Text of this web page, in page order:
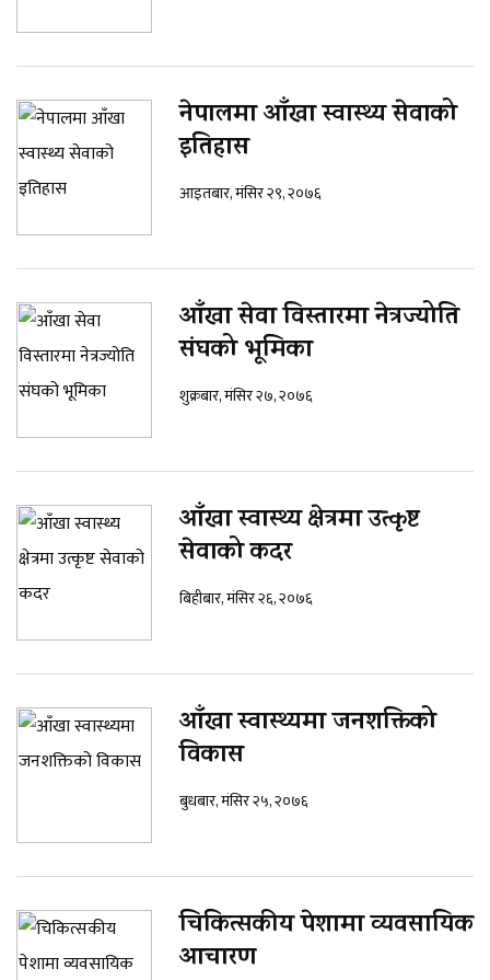
नेपालमा आँखा स्वास्थ्य सेवाको
इतिहास
आइतबार, मंसिर २९, २०७६
आँखा सेवा विस्तारमा नेत्रज्योति
संघको भूमिका
शुक्रबार, मंसिर २७, २०७६
आँखा स्वास्थ्य क्षेत्रमा उत्कृष्ट
सेवाको कदर
बिहीबार, मंसिर २६, २०७६
आँखा स्वास्थ्यमा जनशक्तिको
विकास
बुधबार, मंसिर २५, २०७६
चिकित्सकीय पेशामा व्यवसायिक
आचारण